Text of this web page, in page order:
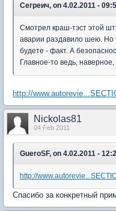
Сегреич, on 4.02.2011 -
Смотрел краш-тэст этой
аварии раздавило шею. Но
будете - факт. А
Главное-то ведь,
http://
Nickolas81
04 Feb 2011
GueroSF, on 4.02.2011 -
http://
Спасибо за конкретный